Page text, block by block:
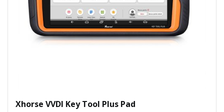
Xhorse VVDI Key Tool Plus Pad